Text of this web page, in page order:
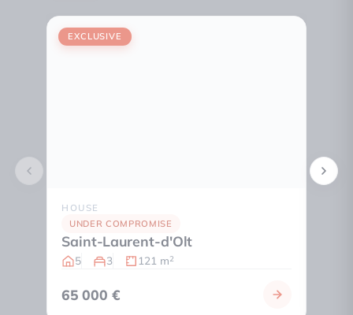
EXCLUSIVE
HOUSE
UNDER COMPROMISE
Saint-Laurent-d'Olt
5 3 121 m2
65 000 €